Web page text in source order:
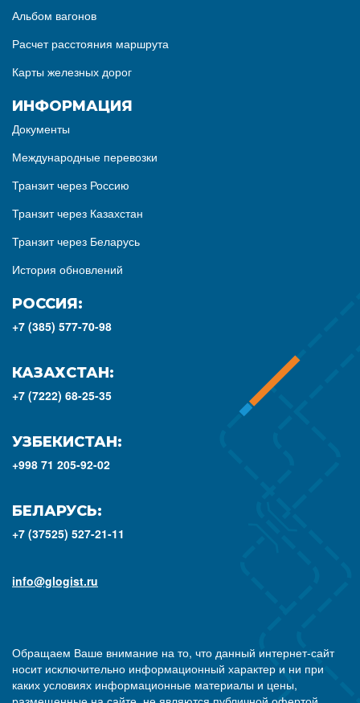
Альбом вагонов
Расчет расстояния маршрута
Карты железных дорог
ИНФОРМАЦИЯ
Документы
Международные перевозки
Транзит через Россию
Транзит через Казахстан
Транзит через Беларусь
История обновлений
РОССИЯ:
+7 (385) 577-70-98
КАЗАХСТАН:
+7 (7222) 68-25-35
УЗБЕКИСТАН:
+998 71 205-92-02
БЕЛАРУСЬ:
+7 (37525) 527-21-11
info@glogist.ru
Обращаем Ваше внимание на то, что данный интернет-сайт
носит исключительно информационный характер и ни при
каких условиях информационные материалы и цены,